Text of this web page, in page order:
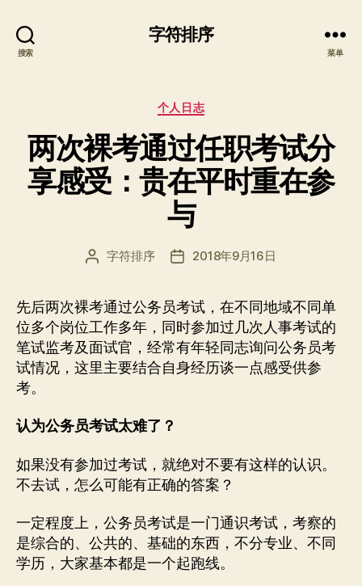
搜索
字符排序
菜单
分
个人日志
两次裸考通过任职考试分
享感受：贵在平时重在参
与
文
者
字符排序
发
期
2018年9月16日
先后两次裸考通过公务员考试，在不同地域不同单
位多个岗位工作多年，同时参加过几次人事考试的
笔试监考及面试官，经常有年轻同志询问公务员考
试情况，这里主要结合自身经历谈一点感受供参
考。
认为公务员考试太难了？
如果没有参加过考试，就绝对不要有这样的认识。
不去试，怎么可能有正确的答案？
一定程度上，公务员考试是一门通识考试，考察的
是综合的、公共的、基础的东西，不分专业、不同
学历，大家基本都是一个起跑线。